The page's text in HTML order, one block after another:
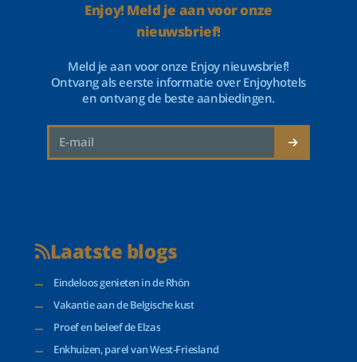
Enjoy! Meld je aan voor onze
nieuwsbrief!
Meld je aan voor onze Enjoy nieuwsbrief!
Ontvang als eerste informatie over Enjoyhotels
en ontvang de beste aanbiedingen.
Laatste blogs
Eindeloos genieten in de Rhön
Vakantie aan de Belgische kust
Proef en beleef de Elzas
Enkhuizen, parel van West-Friesland